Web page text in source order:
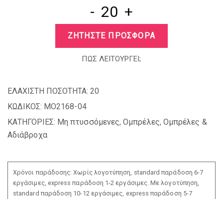
- +
ΖΗΤΗΣΤΕ ΠΡΟΣΦΟΡΑ
ΠΩΣ ΛΕΙΤΟΥΡΓΕΙ;
ΕΛΑΧΙΣΤΗ ΠΟΣΟΤΗΤΑ: 20
ΚΩΔΙΚΟΣ: MO2168-04
ΚΑΤΗΓΟΡΙΕΣ: Μη πτυσσόμενες,Ομπρέλες, Ομπρέλες &
Αδιάβροχα
Χρόνοι παράδοσης: Χωρίς λογοτύπηση, standard παράδοση 6-7
εργάσιμες, express παράδοση 1-2 εργάσιμες. Με λογοτύπηση,
standard παράδοση 10-12 εργάσιμες, express παράδοση 5-7